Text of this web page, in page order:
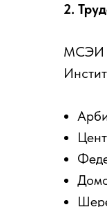
2.
МСЭИ